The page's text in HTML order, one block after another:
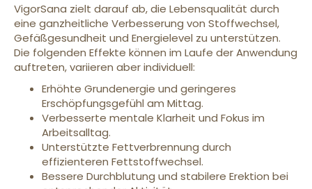
VigorSana zielt darauf ab, die Lebensqualität durch
eine ganzheitliche Verbesserung von Stoffwechsel,
Gefäßgesundheit und Energielevel zu unterstützen.
Die folgenden Effekte können im Laufe der Anwendung
auftreten, variieren aber individuell:
Erhöhte Grundenergie und geringeres
Erschöpfungsgefühl am Mittag.
Verbesserte mentale Klarheit und Fokus im
Arbeitsalltag.
Unterstützte Fettverbrennung durch
effizienteren Fettstoffwechsel.
Bessere Durchblutung und stabilere Erektion bei